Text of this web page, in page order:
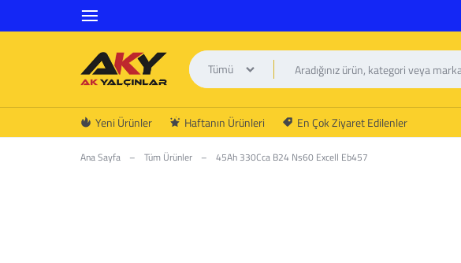
AK
YALÇINLAR
Tümü
Yeni Ürünler Haftanın Ürünleri En Çok Ziyaret Edilenler
Ana Sayfa – Tüm Ürünler – 45Ah 330Cca B24 Ns60 Excell Eb457